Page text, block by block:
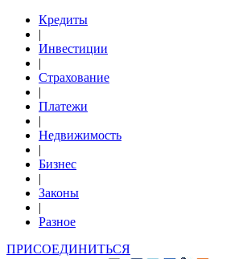
Кредиты
|
Инвестиции
|
Страхование
|
Платежи
|
Недвижимость
|
Бизнес
|
Законы
|
Разное
ПРИСОЕДИНИТЬСЯ